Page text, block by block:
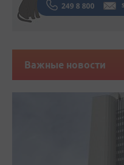
Важные новости